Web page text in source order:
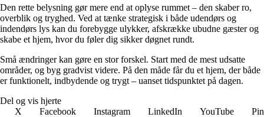
Den rette belysning gør mere end at oplyse rummet – den skaber ro,
overblik og tryghed. Ved at tænke strategisk i både udendørs og
indendørs lys kan du forebygge ulykker, afskrække ubudne gæster og
skabe et hjem, hvor du føler dig sikker døgnet rundt.
Små ændringer kan gøre en stor forskel. Start med de mest udsatte
områder, og byg gradvist videre. På den måde får du et hjem, der både
er funktionelt, indbydende og trygt – uanset tidspunktet på dagen.
Del og vis hjerte
X
Facebook Instagram LinkedIn YouTube